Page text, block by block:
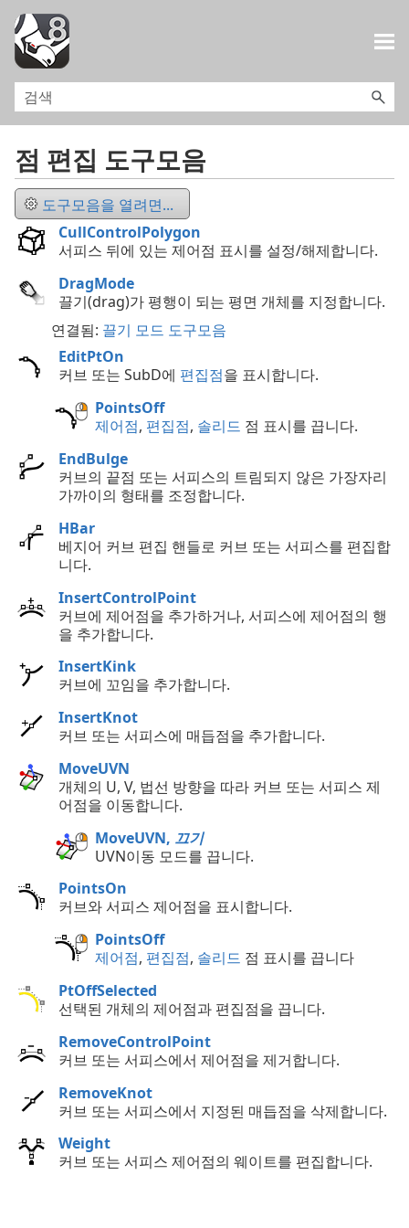
점 편집 도구모음
도구모음을 열려면...
CullControlPolygon
서피스 뒤에 있는 제어점 표시를 설정/해제합니다.
DragMode
끌기(drag)가 평행이 되는 평면 개체를 지정합니다.
연결됨: 끌기 모드 도구모음
EditPtOn
커브 또는 SubD에 편집점을 표시합니다.
PointsOff
제어점, 편집점, 솔리드 점 표시를 끕니다.
EndBulge
커브의 끝점 또는 서피스의 트림되지 않은 가장자리
가까이의 형태를 조정합니다.
HBar
베지어 커브 편집 핸들로 커브 또는 서피스를 편집합
니다.
InsertControlPoint
커브에 제어점을 추가하거나, 서피스에 제어점의 행
을 추가합니다.
InsertKink
커브에 꼬임을 추가합니다.
InsertKnot
커브 또는 서피스에 매듭점을 추가합니다.
MoveUVN
개체의 U, V, 법선 방향을 따라 커브 또는 서피스 제
어점을 이동합니다.
MoveUVN, 끄기
UVN이동 모드를 끕니다.
PointsOn
커브와 서피스 제어점을 표시합니다.
PointsOff
제어점, 편집점, 솔리드 점 표시를 끕니다
PtOffSelected
선택된 개체의 제어점과 편집점을 끕니다.
RemoveControlPoint
커브 또는 서피스에서 제어점을 제거합니다.
RemoveKnot
커브 또는 서피스에서 지정된 매듭점을 삭제합니다.
Weight
커브 또는 서피스 제어점의 웨이트를 편집합니다.